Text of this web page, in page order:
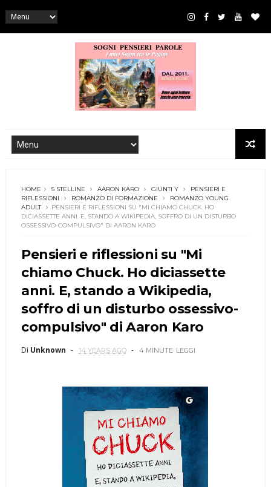
HOME 5 STELLINE AARON KARO GIUNTI Y
PENSIERI E
RIFLESSIONI
ROMANZO DI FORMAZIONE
ROMANZO YOUNG
ADULT
PENSIERI E RIFLESSIONI SU "MI CHIAMO CHUCK. HO
DICIASSETTE ANNI. E, STANDO A WIKIPEDIA, SOFFRO DI UN DISTURBO
OSSESSIVO-COMPULSIVO" DI AARON KARO
Pensieri e riflessioni su "Mi
chiamo Chuck. Ho diciassette
anni. E, stando a Wikipedia,
soffro di un disturbo ossessivo-
compulsivo" di Aaron Karo
Di Unknown 14 YEARS AGO 4 MINUTE LEGGI